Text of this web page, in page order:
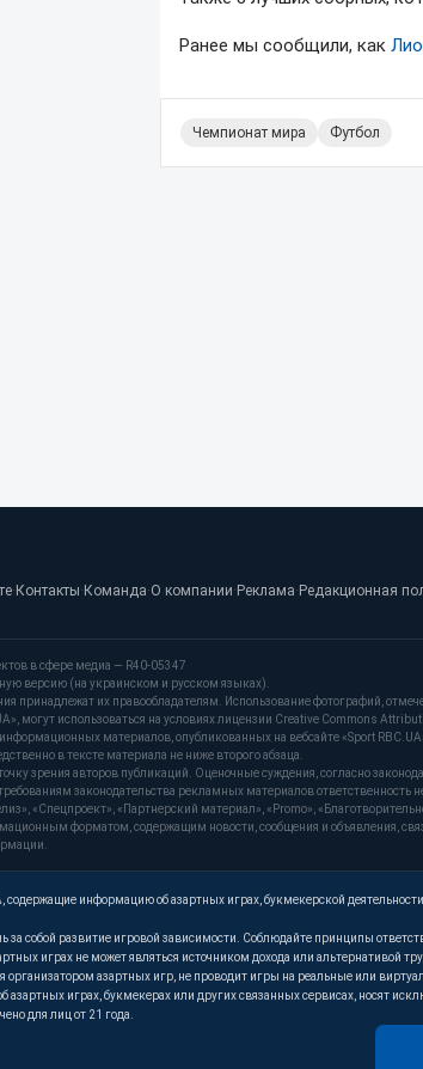
Ранее мы сообщили, как
Чемпионат мира Футбол
· Контакты· Команда·О компании· Реклама· Редакционная
в сфере медиа — R40-05347
версию (на украинском и русском языках).
принадлежат их правообладателям. Использование фотографий,
могут использоваться на условиях лицензии Creative Commons
материалов, опубликованных на вебсайте «Sport
в тексте материала не ниже второго абзаца.
зрения авторов публикаций. Оценочные суждения, согласно
законодательства рекламных материалов ответственность
«Спецпроект», «Партнерский материал», «Promo»,
форматом, содержащим новости, сообщения и объявления,
информацию об азартных играх, букмекерской
за собой развитие игровой зависимости. Соблюдайте принципы
играх не может являться источником дохода или альтернативой
организатором азартных игр, не проводит игры на реальные или
играх, букмекерах или других связанных сервисах, носят
для лиц от 21 года.